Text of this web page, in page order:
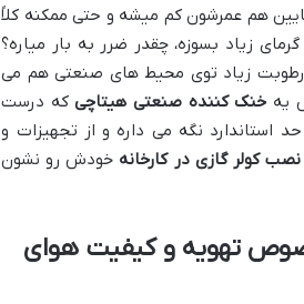
هم عمرشون کم میشه و حتی ممکنه کلاً
زیاد بسوزه، چقدر ضرر به بار میاره؟
رطوبت زیاد توی محیط های صنعتی هم می
یه خنک کننده صنعتی هیتاچیکه درست
نگه می داره و از تجهیزات و
نصب کولر گازی در کارخانه خودش رو نشون
خصوص تهویه و کیفیت هوای